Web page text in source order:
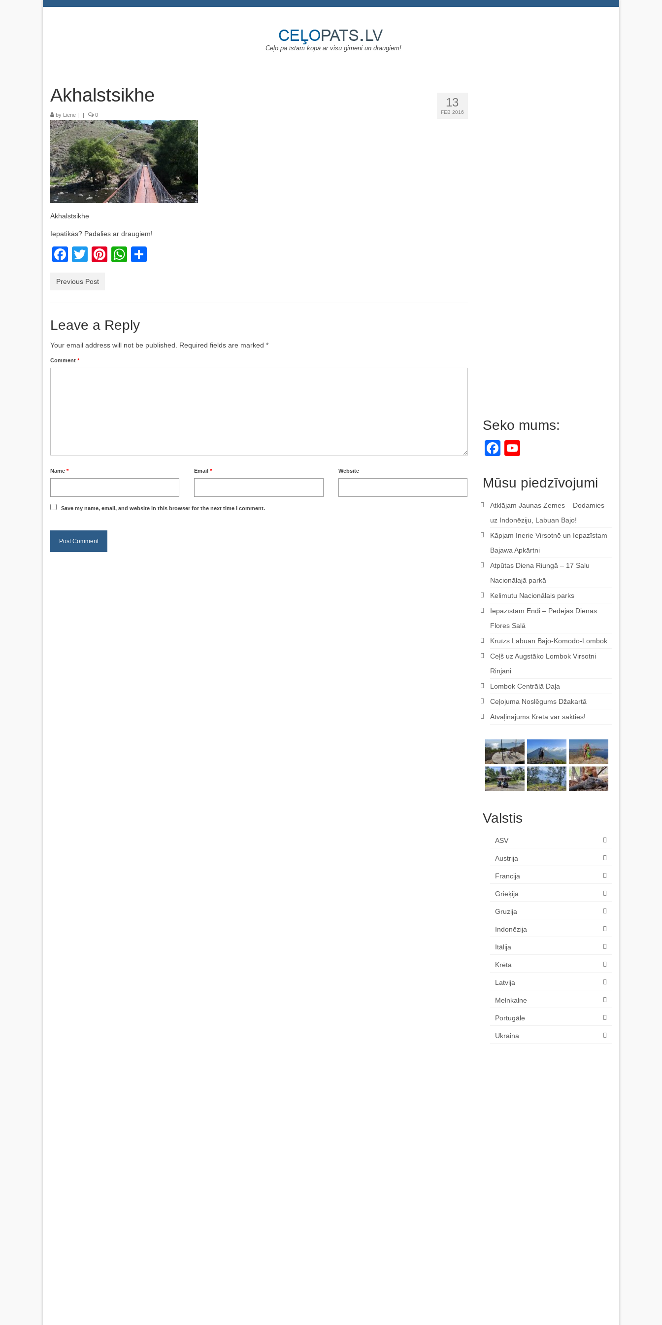
Ceļo pa īstam kopā ar visu ģimeni un draugiem!
13
FEB 2016
Akhalstsikhe
by Liene | | 0
Akhalstsikhe
Iepatikās? Padalies ar draugiem!
Facebook
TwitterPinterest
WhatsApp
Previous Post
Leave a Reply
Your email address will not be published. Required fields are marked *
Comment *
Name * Email* Website
Save my name, email, and website in this browser for the next time I comment.
Seko mums:
Facebook
Mūsu piedzīvojumi
Atklājam Jaunas Zemes – Dodamies
uz Indonēziju, Labuan Bajo!
Kāpjam Inerie Virsotnē un Iepazīstam
Bajawa Apkārtni
Atpūtas Diena Riungā – 17 Salu
Nacionālajā parkā
Kelimutu Nacionālais parks
Iepazīstam Endi – Pēdējās Dienas
Flores Salā
Kruīzs Labuan Bajo-Komodo-Lombok
Ceļš uz Augstāko Lombok Virsotni
Rinjani
Lombok Centrālā Daļa
Ceļojuma Noslēgums Džakartā
Atvaļinājums Krētā var sākties!
Valstis
ASV
Austrija
Francija
Grieķija
Gruzija
Indonēzija
Itālija
Krēta
Latvija
Melnkalne
Portugāle
Ukraina